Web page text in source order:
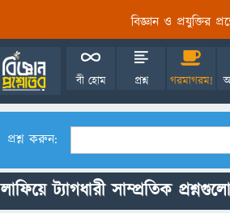
বিজ্ঞান ও প্রযুক্তির
বী হোম প্রশ্ন গরমাগরম!
প্রশ্ন করুন:
লাফিয়ে ট্যাগধারী সাম্প্রতিক প্রশ্নগুলো